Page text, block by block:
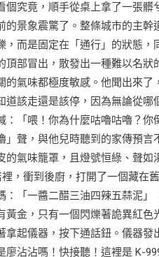
究竟，順手從桌上拿了一張
景象震驚了。整條城市的主
而是固定在「通行」的狀態
部冒出，散發出一種難以名
氣味都極度敏感。他聞出來
該走還是該停，因為無論從
「喂！你為什麼咕嚕咕嚕？你
聲，與他兒時聽到的家傳預言
氣味籠罩，且燈號恒綠、聲
，衝到後廚，打開了一個藏在
：「一醬二醋三油四辣五蒜泥」
金，只有一個閃爍著詭異紅
起儀器，按下通話鈕。儀器發
沾沾嗎！快接聽！這裡是 K-